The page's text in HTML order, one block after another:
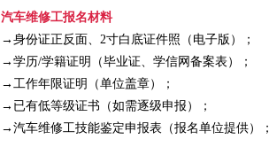
汽车维修工报名材料
→ 身份证正反面、2寸白底证件照（电子版）；
→ 学历/学籍证明（毕业证、学信网备案表）；
→ 工作年限证明（单位盖章）；
→已有低等级证书（如需逐级申报）；
→汽车维修工技能鉴定申报表（报名单位提供）；